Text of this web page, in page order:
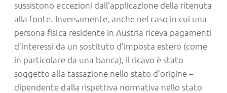
sussistono eccezioni dall’applicazione della ritenuta
alla fonte. Inversamente, anche nel caso in cui una
persona fisica residente in Austria riceva pagamenti
d’interessi da un sostituto d’imposta estero (come
in particolare da una banca), il ricavo è stato
soggetto alla tassazione nello stato d’origine –
dipendente dalla rispettiva normativa nello stato